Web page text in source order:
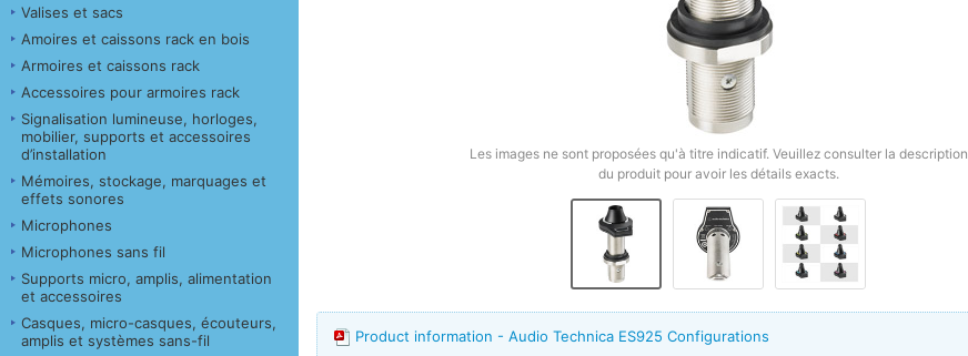
Valises et sacs
Amoires et caissons rack en bois
Armoires et caissons rack
Accessoires pour armoires rack
Signalisation lumineuse, horloges,
mobilier, supports et accessoires
d’installation
Mémoires, stockage, marquages et
effets sonores
Microphones
Microphones sans fil
Supports micro, amplis, alimentation
et accessoires
Casques, micro-casques, écouteurs,
amplis et systèmes sans-fil
Les images ne sont proposées qu'à titre indicatif. Veuillez consulter la description
du produit pour avoir les détails exacts.
Product information - Audio Technica ES925 Configurations